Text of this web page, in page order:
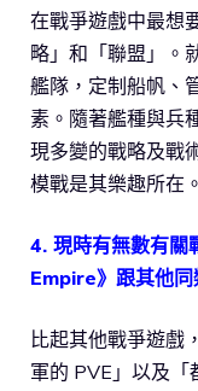
在戰爭遊戲中最想
略」和「聯盟」。
艦隊，定制船帆、
素。隨著艦種與兵
現多變的戰略及戰
模戰是其樂趣所在。
4. 現時有無數有關
Empire》跟其他同
比起其他戰爭遊戲
軍的 PVE」以及